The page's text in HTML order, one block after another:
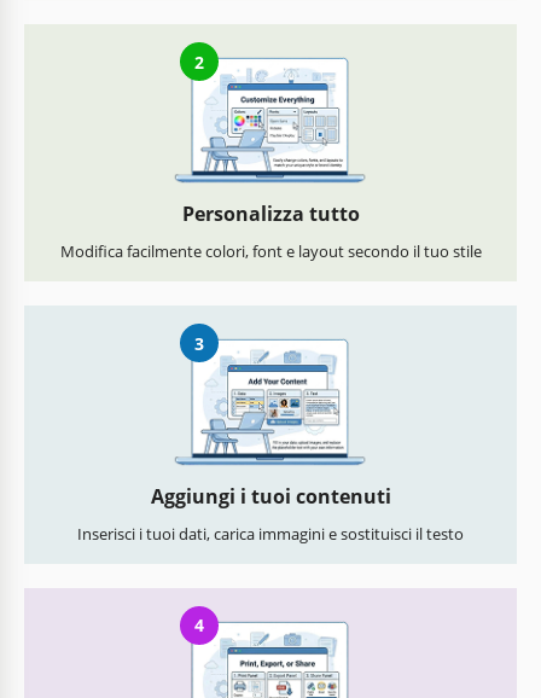
2
Personalizza tutto
Modifica facilmente colori, font e layout secondo il tuo stile
3
Aggiungi i tuoi contenuti
Inserisci i tuoi dati, carica immagini e sostituisci il testo
4